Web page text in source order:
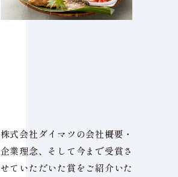
株式会社ダイマツの会社概要・
企業理念、そして今まで受賞さ
せていただいた賞をご紹介いた